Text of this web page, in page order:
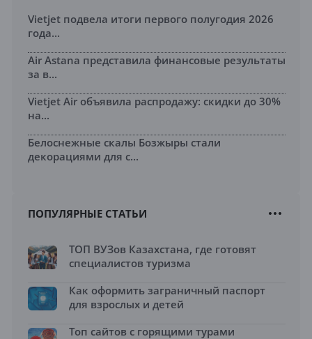
Vietjet подвела итоги первого полугодия 2026
года...
Air Astana представила финансовые результаты
за в...
Vietjet Air объявила распродажу: скидки до 30%
на...
Белоснежные скалы Бозжыры стали
декорациями для с...
ПОПУЛЯРНЫЕ СТАТЬИ
ТОП ВУЗов Казахстана, где готовят
специалистов туризма
Как оформить заграничный паспорт
для взрослых и детей
Топ сайтов с горящими турами